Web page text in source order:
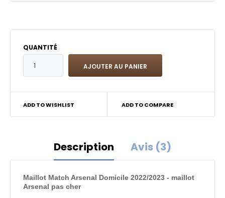
QUANTITÉ
ADD TO WISHLIST ADD TO COMPARE
Description Avis (3)
Maillot Match Arsenal Domicile 2022/2023 - maillot
Arsenal pas cher